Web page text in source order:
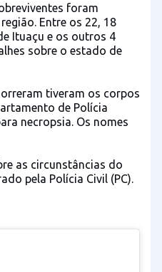
foram
Entre os 22, 18
Ituaçu e os outros 4
sobre o estado de
tiveram os corpos
de Polícia
necropsia. Os nomes
as circunstâncias do
pela Polícia Civil (PC).